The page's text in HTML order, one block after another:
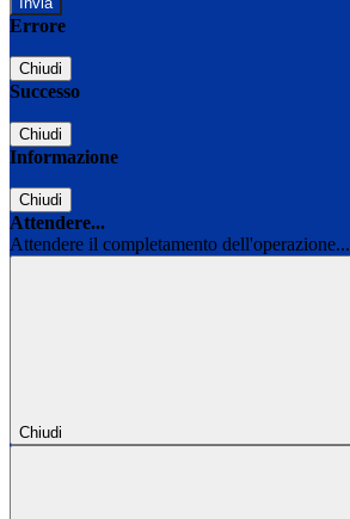
Errore
Chiudi
Successo
Chiudi
Informazione
Chiudi
Attendere...
Attendere il completamento dell'operazione...
Chiudi